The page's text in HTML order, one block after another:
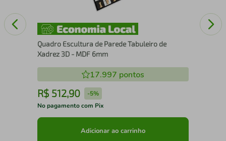
Quadro Escultura de Parede Tabuleiro de
Xadrez 3D - MDF 6mm
17.997 pontos
R$ 512,90 -5%
No pagamento com Pix
Adicionar ao carrinho